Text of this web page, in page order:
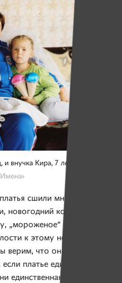
внучка Кира, 7 лет.
сшили много чего:
новогодний костюм
„мороженое“ в детский
к этому нет. Фата для
верим, что она должна
платье единственное,
единственная. Вот что